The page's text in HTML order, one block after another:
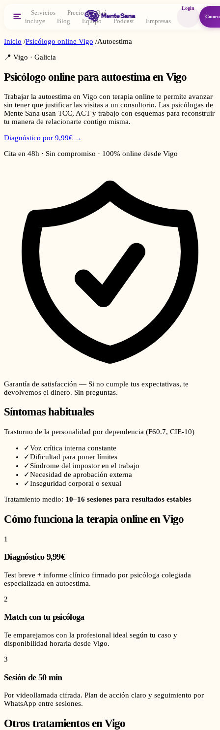
Servicios Precio
Qué
incluye
Blog Equipo Podcast Empresas
Login
Inicio /Psicólogo online Vigo /Autoestima
📍 Vigo · Galicia
Psicólogo online paraautoestima en Vigo
Trabajar la autoestima en Vigo con terapia online te permite avanzar
sin tener que justificar las visitas a un consultorio. Las psicólogas de
Mente Sana usan TCC, ACT y trabajo con esquemas para reconstruir
tu manera de relacionarte contigo misma.
Diagnóstico por 9,99€ →
Cita en 48h · Sin compromiso · 100% online desde Vigo
Garantía de satisfacción — Si no cumple tus expectativas, te
devolvemos el dinero. Sin preguntas.
Síntomas habituales
Trastorno de la personalidad por dependencia (F60.7, CIE-10)
✓Voz crítica interna constante
✓Dificultad para poner límites
✓ Síndrome del impostor en el trabajo
✓Necesidad de aprobación externa
✓Inseguridad corporal o sexual
Tratamiento medio: 10–16 sesiones para resultados estables
Cómo funciona la terapia online enVigo
1
Diagnóstico 9,99€
Test breve + informe clínico firmado por psicóloga colegiada
especializada en autoestima.
2
Match con tu psicóloga
Te emparejamos con la profesional ideal según tu caso y
disponibilidad horaria desde Vigo.
3
Sesión de 50 min
Por videollamada cifrada. Plan de acción claro y seguimiento por
WhatsApp entre sesiones.
Otros tratamientos enVigo